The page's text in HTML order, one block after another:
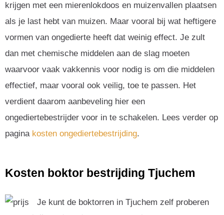
krijgen met een mierenlokdoos en muizenvallen plaatsen
als je last hebt van muizen. Maar vooral bij wat heftigere
vormen van ongedierte heeft dat weinig effect. Je zult
dan met chemische middelen aan de slag moeten
waarvoor vaak vakkennis voor nodig is om die middelen
effectief, maar vooral ook veilig, toe te passen. Het
verdient daarom aanbeveling hier een
ongediertebestrijder voor in te schakelen. Lees verder op
pagina kosten ongediertebestrijding.
Kosten boktor bestrijding Tjuchem
Je kunt de boktorren in Tjuchem zelf proberen